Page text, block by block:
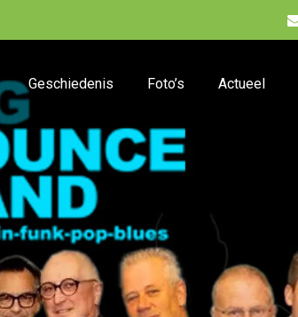
Geschiedenis Foto’s Actueel